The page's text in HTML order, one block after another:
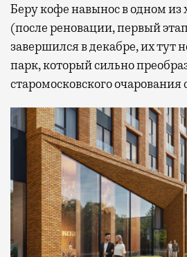
Беру кофе навынос в одном из
(после реновации, первый
завершился в декабре, их тут
парк, который сильно
старомосковского очарования